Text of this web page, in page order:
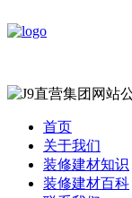
首页
关于我们
装修建材知识
装修建材百科